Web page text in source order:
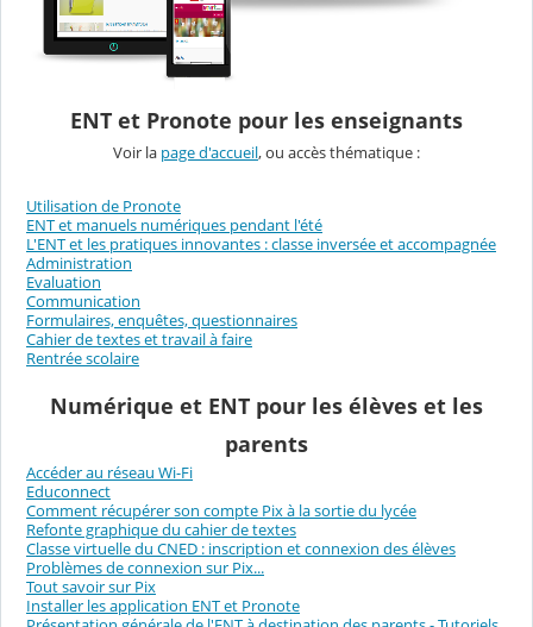
ENT et Pronote pour les enseignants
Voir la page d'accueil, ou accès thématique :
Utilisation de Pronote
ENT et manuels numériques pendant l'été
L'ENT et les pratiques innovantes : classe inversée et accompagnée
Administration
Evaluation
Communication
Formulaires, enquêtes, questionnaires
Cahier de textes et travail à faire
Rentrée scolaire
Numérique et ENT pour les élèves et les
parents
Accéder au réseau Wi-Fi
Educonnect
Comment récupérer son compte Pix à la sortie du lycée
Refonte graphique du cahier de textes
Classe virtuelle du CNED : inscription et connexion des élèves
Problèmes de connexion sur Pix...
Tout savoir sur Pix
Installer les application ENT et Pronote